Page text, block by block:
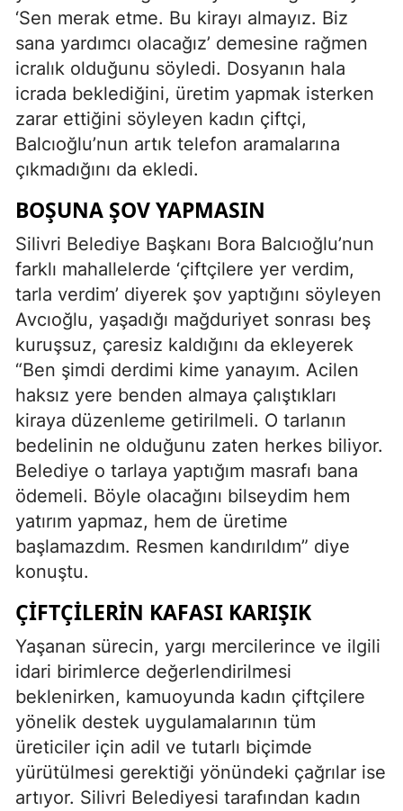
‘Sen merak etme. Bu kirayı almayız. Biz
sana yardımcı olacağız’ demesine rağmen
icralık olduğunu söyledi. Dosyanın hala
icrada beklediğini, üretim yapmak isterken
zarar ettiğini söyleyen kadın çiftçi,
Balcıoğlu’nun artık telefon aramalarına
çıkmadığını da ekledi.
BOŞUNA ŞOV YAPMASIN
Silivri Belediye Başkanı Bora Balcıoğlu’nun
farklı mahallelerde ‘çiftçilere yer verdim,
tarla verdim’ diyerek şov yaptığını söyleyen
Avcıoğlu, yaşadığı mağduriyet sonrası beş
kuruşsuz, çaresiz kaldığını da ekleyerek
“Ben şimdi derdimi kime yanayım. Acilen
haksız yere benden almaya çalıştıkları
kiraya düzenleme getirilmeli. O tarlanın
bedelinin ne olduğunu zaten herkes biliyor.
Belediye o tarlaya yaptığım masrafı bana
ödemeli. Böyle olacağını bilseydim hem
yatırım yapmaz, hem de üretime
başlamazdım. Resmen kandırıldım” diye
konuştu.
ÇIFTÇILERIN KAFASI KARIŞIK
Yaşanan sürecin, yargı mercilerince ve ilgili
idari birimlerce değerlendirilmesi
beklenirken, kamuoyunda kadın çiftçilere
yönelik destek uygulamalarının tüm
üreticiler için adil ve tutarlı biçimde
yürütülmesi gerektiği yönündeki çağrılar ise
artıyor. Silivri Belediyesi tarafından kadın